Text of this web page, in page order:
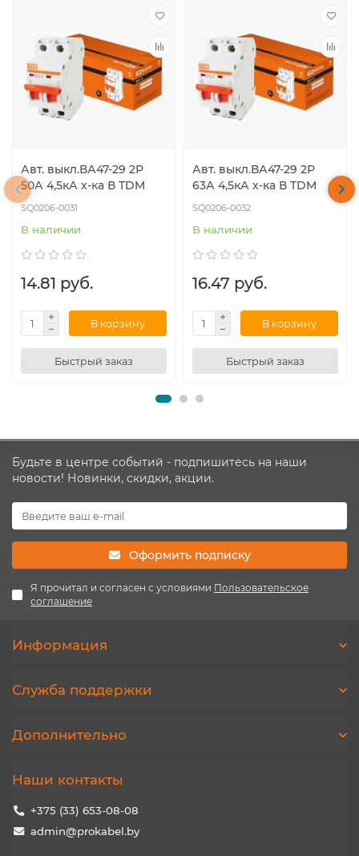
Авт. выкл.ВА47-29 2Р
50А 4,5кА х-ка В TDM
SQ0206-0031
В наличии
14.81 руб.
В корзину
Быстрый заказ
Авт. выкл.ВА47-29 2Р
63А 4,5кА х-ка В TDM
SQ0206-0032
В наличии
16.47 руб.
В корзину
Быстрый заказ
Будьте в центре событий - подпишитесь на наши
новости! Новинки, скидки, акции.
Оформить подписку
Я прочитал и согласен с условиями Пользовательское
соглашение
Информация
Служба поддержки
Дополнительно
Наши контакты
+375 (33) 653-08-08
admin@prokabel.by